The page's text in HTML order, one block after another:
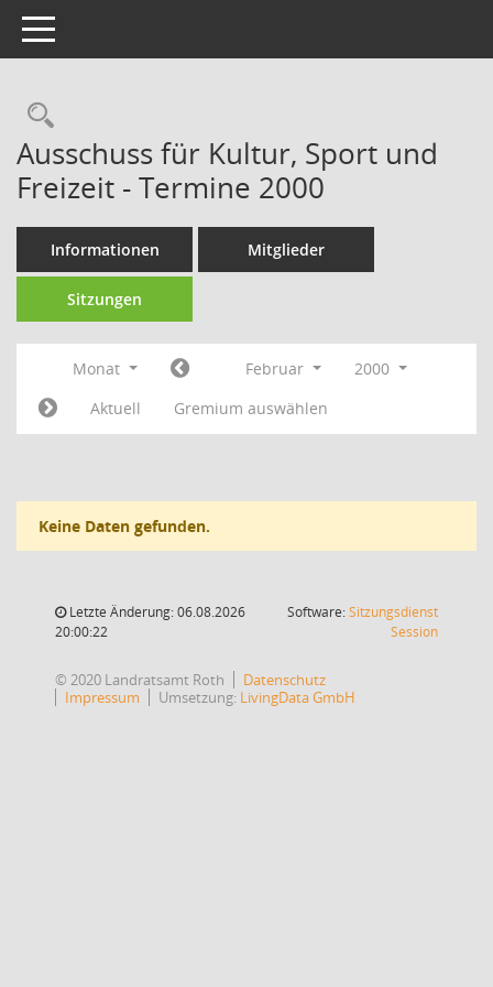
Toggle navigation
Rechercheauswahl
Ausschuss für Kultur, Sport und
Freizeit - Termine 2000
Informationen Mitglieder
Sitzungen
Monat Februar
2000
Aktuell
Gremium auswählen
Keine Daten gefunden.
Letzte Änderung: 06.08.2026
20:00:22
Software:Sitzungsdienst
Session(Wird in
© 2020 Landratsamt Roth
Datenschutz
Impressum
Umsetzung: LivingData GmbH